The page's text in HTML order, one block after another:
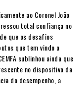
ao Coronel João
total confiança no
que os desafios
que tem vindo a
sublinhou ainda que
no dispositivo da
do desempenho, a